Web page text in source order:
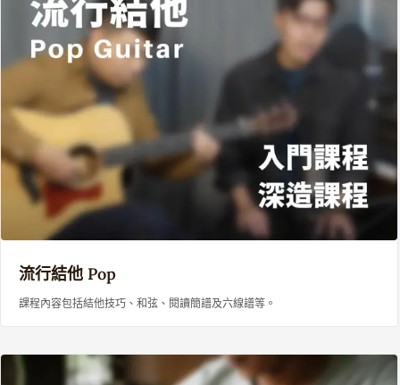
​流行結他 Pop
課程內容包括結他技巧、和弦、閱讀簡譜及六線譜等。